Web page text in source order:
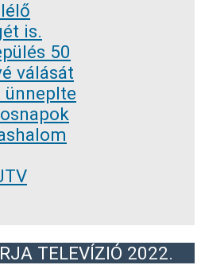
TELEVÍZIÓ 2022.